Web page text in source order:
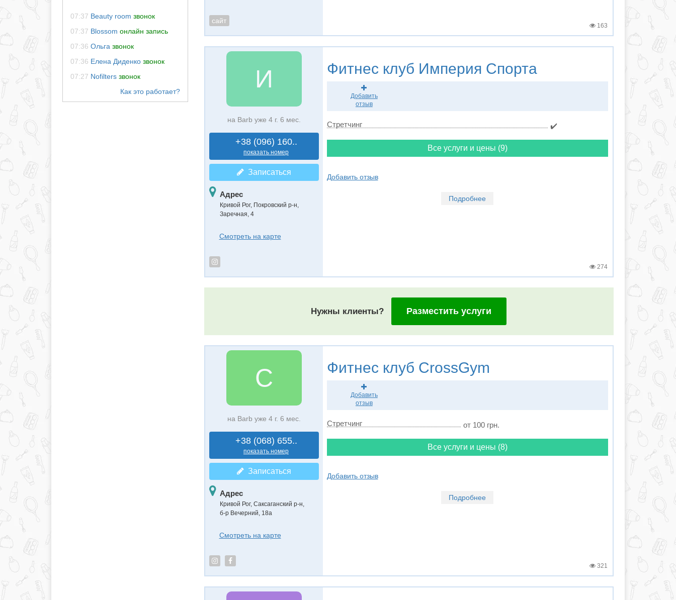
07:37 Beauty room звонок
07:37 Blossom онлайн запись
07:36 Ольга звонок
07:36 Елена Диденко звонок
07:27 Nofilters звонок
сайт
163
И
на Barb уже 4 г. 6 мес.
+38 (096) 160..
показать номер
Записаться
Адрес
Кривой Рог, Покровский р-н,
Заречная, 4
Смотреть на карте
Фитнес клуб Империя Спорта
Добавить
отзыв
Стретчинг ✔️
Все услуги и цены (9)
Добавить отзыв
Подробнее
274
Нужны клиенты? Разместить услуги
C
на Barb уже 4 г. 6 мес.
+38 (068) 655..
показать номер
Записаться
Адрес
Кривой Рог, Саксаганский р-н,
б-р Вечерний, 18а
Смотреть на карте
Фитнес клуб CrossGym
Добавить
отзыв
Стретчинг от 100 грн.
Все услуги и цены (8)
Добавить отзыв
Подробнее
321